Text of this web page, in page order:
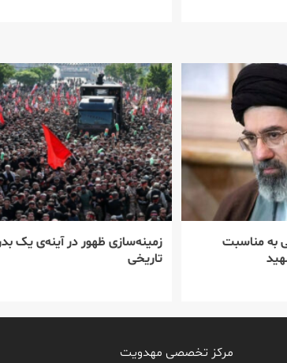
به مناسبت
زمینه‌سازی ظهور در آینه‌ی یک
تاریخی
مرکز تخصصی مهدویت